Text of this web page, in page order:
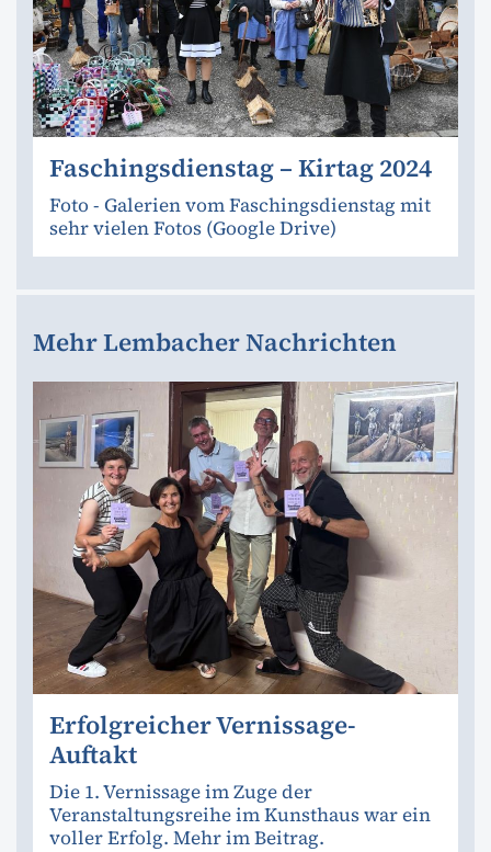
Faschingsdienstag – Kirtag 2024
Foto - Galerien vom Faschingsdienstag mit
sehr vielen Fotos (Google Drive)
Mehr Lembacher Nachrichten
Erfolgreicher Vernissage-
Auftakt
Die 1. Vernissage im Zuge der
Veranstaltungsreihe im Kunsthaus war ein
voller Erfolg. Mehr im Beitrag.